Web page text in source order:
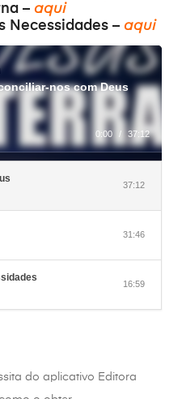
– aqui
Necessidades – aqui
nos com Deus
0:00 / 37:12
37:12
31:46
16:59
do aplicativo Editora